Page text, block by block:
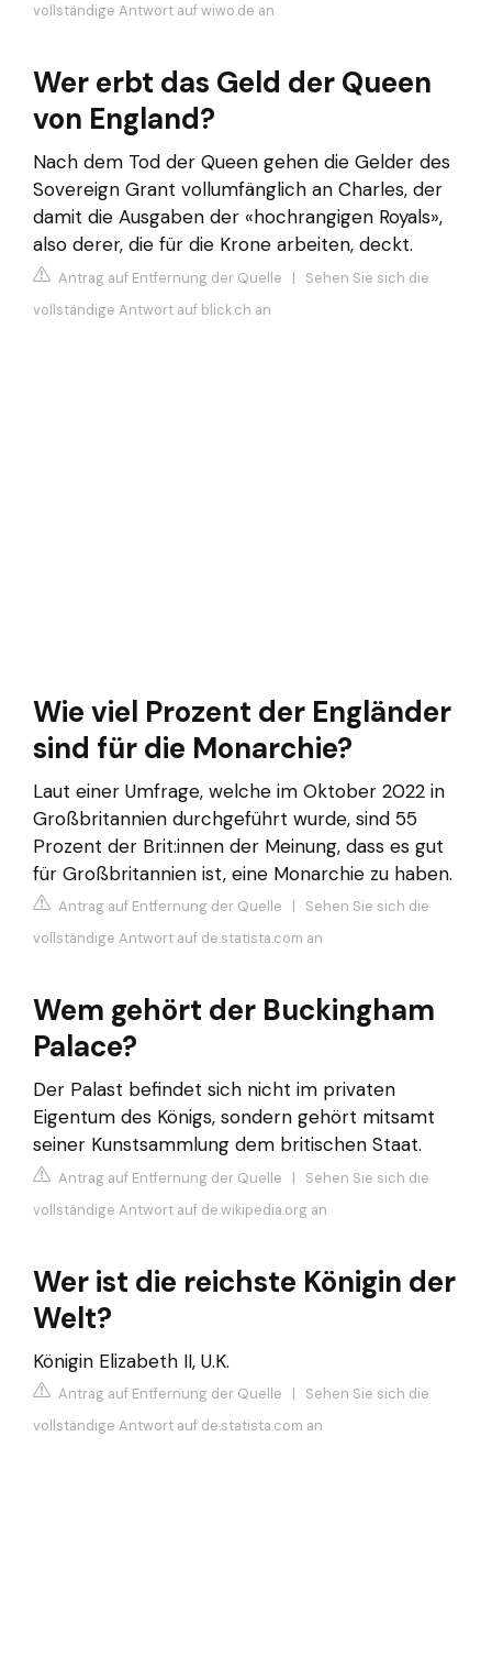
vollständige Antwort auf wiwo.de an
Wer erbt das Geld der Queen
von England?
Nach dem Tod der Queen gehen die Gelder des
Sovereign Grant vollumfänglich an Charles, der
damit die Ausgaben der «hochrangigen Royals»,
also derer, die für die Krone arbeiten, deckt.
Antrag auf Entfernung der Quelle | Sehen Sie sich die
vollständige Antwort auf blick.ch an
Wie viel Prozent der Engländer
sind für die Monarchie?
Laut einer Umfrage, welche im Oktober 2022 in
Großbritannien durchgeführt wurde, sind 55
Prozent der Brit:innen der Meinung, dass es gut
für Großbritannien ist, eine Monarchie zu haben.
Antrag auf Entfernung der Quelle | Sehen Sie sich die
vollständige Antwort auf de.statista.com an
Wem gehört der Buckingham
Palace?
Der Palast befindet sich nicht im privaten
Eigentum des Königs, sondern gehört mitsamt
seiner Kunstsammlung dem britischen Staat.
Antrag auf Entfernung der Quelle | Sehen Sie sich die
vollständige Antwort auf de.wikipedia.org an
Wer ist die reichste Königin der
Welt?
Königin Elizabeth II, U.K.
Antrag auf Entfernung der Quelle | Sehen Sie sich die
vollständige Antwort auf de.statista.com an